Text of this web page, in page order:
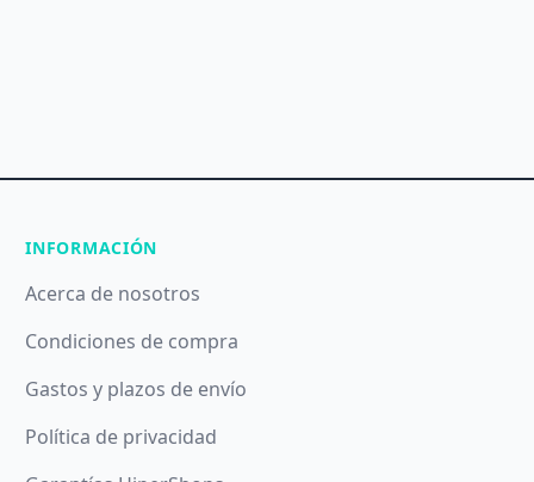
INFORMACIÓN
Acerca de nosotros
Condiciones de compra
Gastos y plazos de envío
Política de privacidad